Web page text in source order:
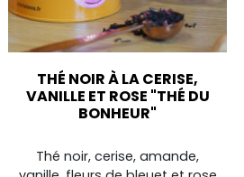
THÉ NOIR À LA CERISE,
VANILLE ET ROSE "THÉ DU
BONHEUR"
Thé noir, cerise, amande,